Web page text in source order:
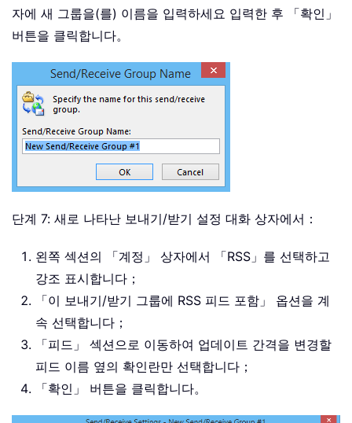
자에 새 그룹을(를) 이름을 입력하세요 입력한 후 「확인」
버튼을 클릭합니다。
단계 7: 새로 나타난 보내기/받기 설정 대화 상자에서：
왼쪽 섹션의 「계정」 상자에서 「RSS」를 선택하고
강조 표시합니다；
「이 보내기/받기 그룹에 RSS 피드 포함」 옵션을 계
속 선택합니다；
「피드」 섹션으로 이동하여 업데이트 간격을 변경할
피드 이름 옆의 확인란만 선택합니다；
「확인」 버튼을 클릭합니다。